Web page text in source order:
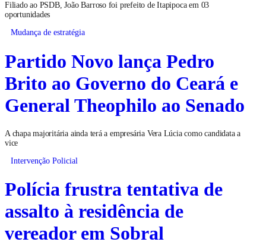
Filiado ao PSDB, João Barroso foi prefeito de Itapipoca em 03
oportunidades
Mudança de estratégia
Partido Novo lança Pedro
Brito ao Governo do Ceará e
General Theophilo ao Senado
A chapa majoritária ainda terá a empresária Vera Lúcia como candidata a
vice
Intervenção Policial
Polícia frustra tentativa de
assalto à residência de
vereador em Sobral